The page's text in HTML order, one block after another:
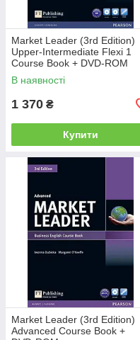
Market Leader (3rd Edition)
Upper-Intermediate Flexi 1
Course Book + DVD-ROM
В наявності
1 370 ₴
Купити
Market Leader (3rd Edition)
Advanced Course Book +